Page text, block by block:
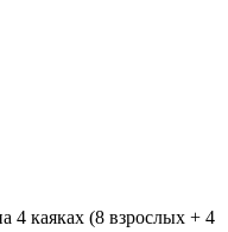
4 каяках (8 взрослых + 4